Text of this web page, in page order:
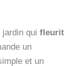
jardin qui fleurit
un
et un